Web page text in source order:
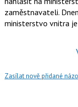
zaměstnavateli.
ministerstvo vnitra
Zasílat nově přidané